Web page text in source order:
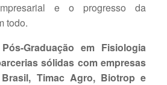
e o progresso da
todo.
Graduação em Fisiologia
sólidas com empresas
Timac Agro, Biotrop e